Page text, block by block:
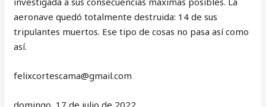
aeronave quedó totalmente destruida: 14 de sus
tripulantes muertos. Ese tipo de cosas no pasa así como
así.
‎felixcortescama@gmail.com
domingo, 17 de julio de 2022